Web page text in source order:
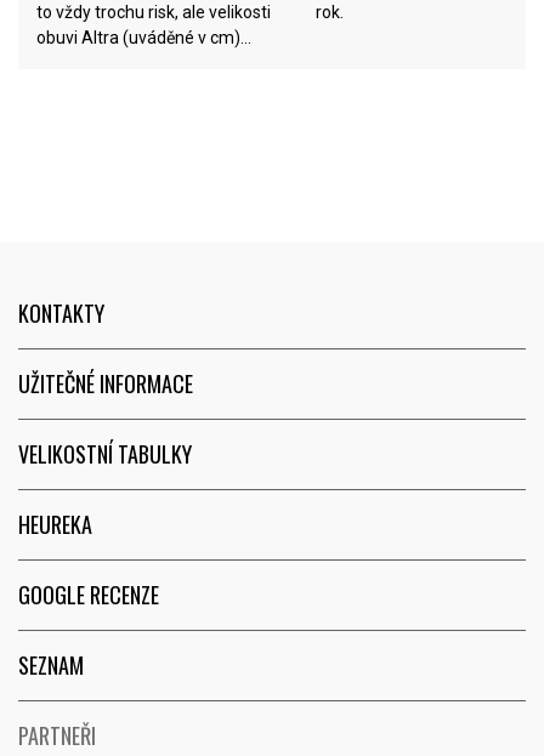
to vždy trochu risk, ale velikosti
obuvi Altra (uváděné v cm)
rok.
KONTAKTY
UŽITEČNÉ INFORMACE
VELIKOSTNÍ TABULKY
HEUREKA
GOOGLE RECENZE
SEZNAM
PARTNEŘI